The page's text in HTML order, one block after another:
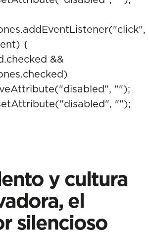
{
&&
"");
"");
y cultura
el
silencioso